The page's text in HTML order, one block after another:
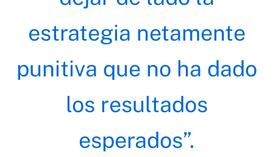
estrategia netamente
punitiva que no ha dado
los resultados
esperados”.